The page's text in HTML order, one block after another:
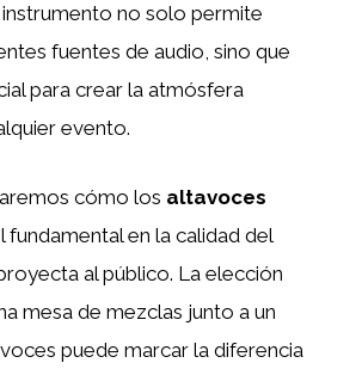
instrumento no solo permite
fuentes de audio, sino que
para crear la atmósfera
evento.
cómo los altavoces
fundamental en la calidad del
al público. La elección
mesa de mezclas junto a un
puede marcar la diferencia